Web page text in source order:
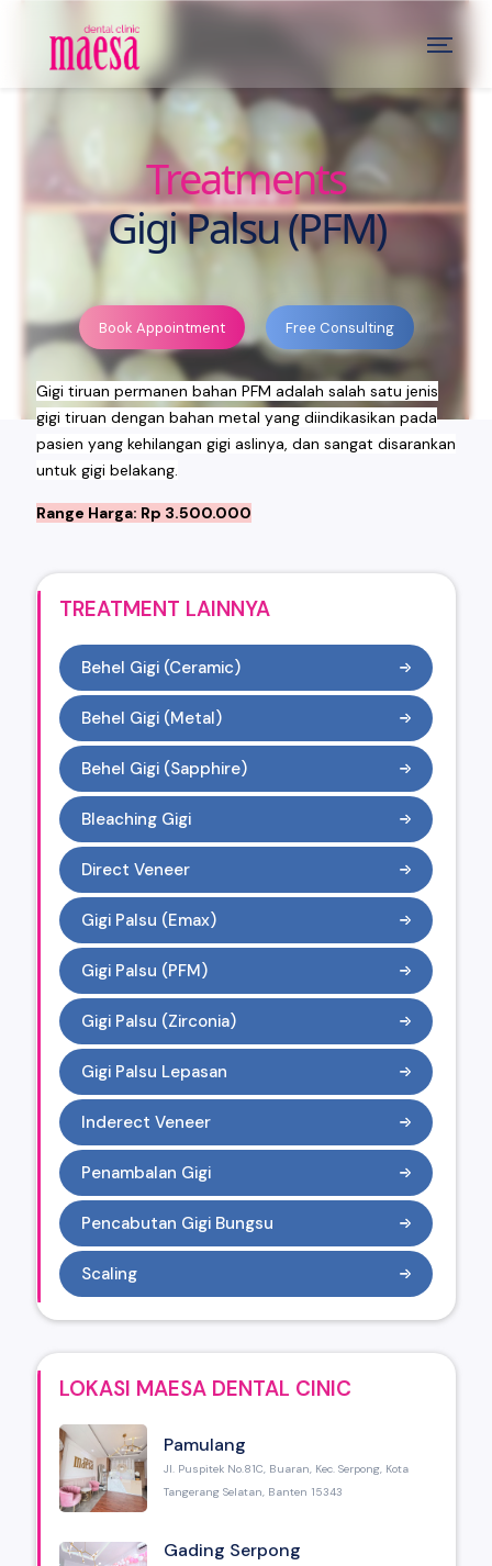
Treatments
Gigi Palsu (PFM)
Book Appointment Free Consulting
Gigi tiruan permanen bahan PFM adalah salah satu jenis
gigi tiruan dengan bahan metal yang diindikasikan pada
pasien yang kehilangan gigi aslinya, dan sangat disarankan
untuk gigi belakang.
Range Harga: Rp 3.500.000
TREATMENT LAINNYA
Behel Gigi (Ceramic)
Behel Gigi (Metal)
Behel Gigi (Sapphire)
Bleaching Gigi
Direct Veneer
Gigi Palsu (Emax)
Gigi Palsu (PFM)
Gigi Palsu (Zirconia)
Gigi Palsu Lepasan
Inderect Veneer
Penambalan Gigi
Pencabutan Gigi Bungsu
Scaling
LOKASI MAESA DENTAL CINIC
Pamulang
Jl. Puspitek No.81C, Buaran, Kec. Serpong, Kota
Tangerang Selatan, Banten 15343
Gading Serpong